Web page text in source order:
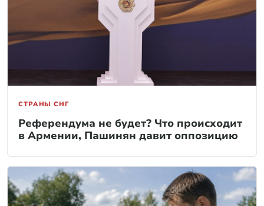
СТРАНЫ СНГ
Референдума не будет? Что происходит
в Армении, Пашинян давит оппозицию